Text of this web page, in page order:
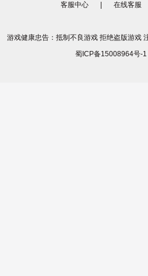
客服中心 在线客服
游戏健康忠告：抵制不良游戏 拒绝盗版游戏
蜀ICP备15008964号-1